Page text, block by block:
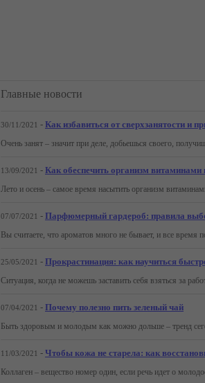
Главные новости
30/11/2021 - Как избавиться от сверхзанятости и
13/09/2021 - Как обеспечить организм витаминами
07/07/2021 - Парфюмерный гардероб: правила
25/05/2021 - Прокрастинация: как научиться
07/04/2021 - Почему полезно пить зеленый чай
11/03/2021 - Чтобы кожа не старела: как